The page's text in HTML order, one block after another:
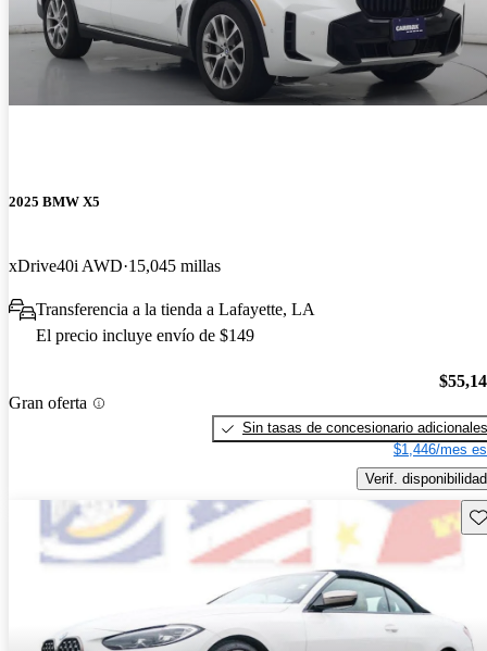
2025 BMW X5
xDrive40i AWD 15,045 millas
Transferencia a la tienda a Lafayette, LA
El precio incluye envío de $149
Gran oferta
Sin tasas de concesionario adicionales
$1,446/mes
Verif. disponibilidad